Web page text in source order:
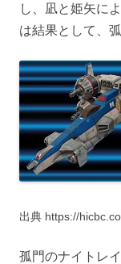
し、凪と姫矢に
は結果として、
出典 https://
孤門のナイトレ